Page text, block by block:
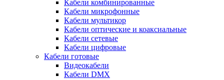
Кабели комбинированные
Кабели микрофонные
Кабели мультикор
Кабели оптические и коаксиальные
Кабели сетевые
Кабели цифровые
Кабели готовые
Видеокабели
Кабели DMX